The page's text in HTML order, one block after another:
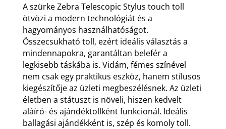
A szürke Zebra Telescopic Stylus touch toll
ötvözi a modern technológiát és a
hagyományos használhatóságot.
Összecsukható toll, ezért ideális választás a
mindennapokra, garantáltan belefér a
legkisebb táskába is. Vidám, fémes színével
nem csak egy praktikus eszköz, hanem stílusos
kiegészítője az üzleti megbeszélésnek. Az üzleti
életben a státuszt is növeli, hiszen kedvelt
aláíró- és ajándéktollként funkcionál. Ideális
ballagási ajándékként is, szép és komoly toll.